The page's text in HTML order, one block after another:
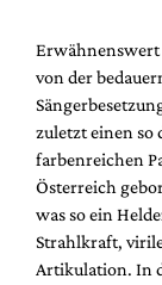
Erwähnenswert
von der
zuletzt einen so
farbenreichen
Österreich
was so ein
Strahlkraft,
Artikulation. In